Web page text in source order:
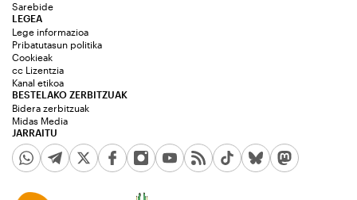
Sarebide
JARRAITU
LEGEA
Lege informazioa
Pribatutasun politika
Cookieak
cc Lizentzia
Kanal etikoa
BESTELAKO ZERBITZUAK
Bidera zerbitzuak
Midas Media